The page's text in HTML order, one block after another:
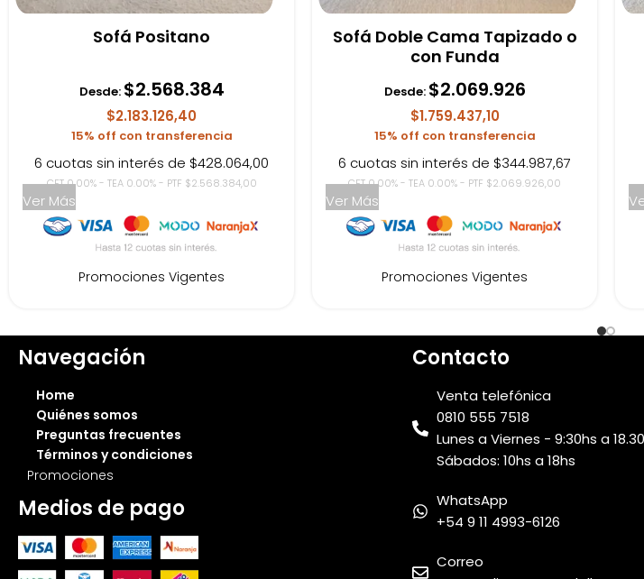
Sofá Positano
Desde: $2.568.384
$2.183.126,40
15% off con transferencia
6 cuotas sin interés de $428.064,00
CFT 0.00% - TEA 0.00% - PTF $2.568.384,00
Ver Más
Promociones Vigentes
Sofá Doble Cama Tapizado o
con Funda
Desde: $2.069.926
$1.759.437,10
15% off con transferencia
6 cuotas sin interés de $344.987,67
CFT 0.00% - TEA 0.00% - PTF $2.069.926,00
Ver Más
Promociones Vigentes
Navegación
Home
Quiénes somos
Preguntas frecuentes
Términos y condiciones
Promociones
Medios de pago
Contacto
Venta telefónica
0810 555 7518
Lunes a Viernes - 9:30hs a
Sábados: 10hs a 18hs
WhatsApp
+54 9 11 4993-6126
Correo